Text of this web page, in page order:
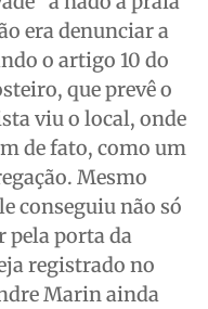
era denunciar a
o artigo 10 do
que prevê o
viu o local, onde
de fato, como um
Mesmo
conseguiu não só
pela porta da
registrado no
Marin ainda